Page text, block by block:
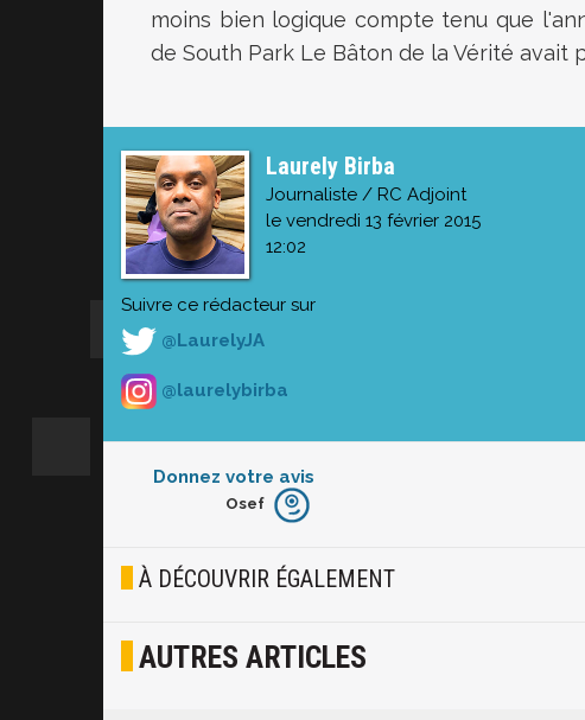
moins bien logique compte tenu que
de South Park Le Bâton de la Vérité avait
Laurely Birba
Journaliste / RC Adjoint
le vendredi 13 février 2015
12:02
Suivre ce rédacteur sur
@LaurelyJA
@laurelybirba
Donnez votre avis
Furieux
Joyeux
Osef
À DÉCOUVRIR ÉGALEMENT
AUTRES ARTICLES